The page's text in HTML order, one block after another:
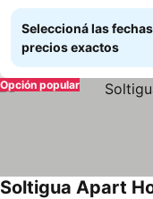
Seleccioná las
precios exactos
Opción popular
Soltigua Apart